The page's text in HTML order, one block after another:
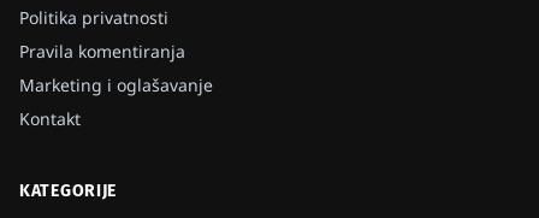
Politika privatnosti
Pravila komentiranja
Marketing i oglašavanje
Kontakt
KATEGORIJE